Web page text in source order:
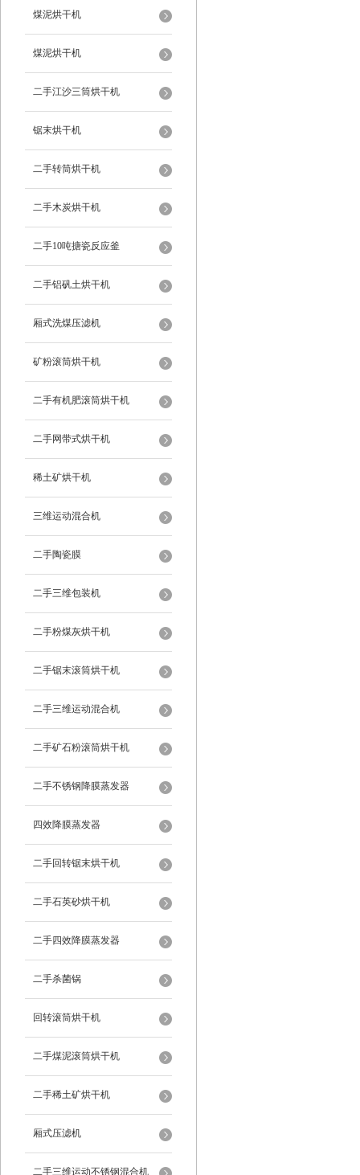
煤泥烘干机
煤泥烘干机
二手江沙三筒烘干机
锯末烘干机
二手转筒烘干机
二手木炭烘干机
二手10吨搪瓷反应釜
二手铝矾土烘干机
厢式洗煤压滤机
矿粉滚筒烘干机
二手有机肥滚筒烘干机
二手网带式烘干机
稀土矿烘干机
三维运动混合机
二手陶瓷膜
二手三维包装机
二手粉煤灰烘干机
二手锯末滚筒烘干机
二手三维运动混合机
二手矿石粉滚筒烘干机
二手不锈钢降膜蒸发器
四效降膜蒸发器
二手回转锯末烘干机
二手石英砂烘干机
二手四效降膜蒸发器
二手杀菌锅
回转滚筒烘干机
二手煤泥滚筒烘干机
二手稀土矿烘干机
厢式压滤机
二手三维运动不锈钢混合机